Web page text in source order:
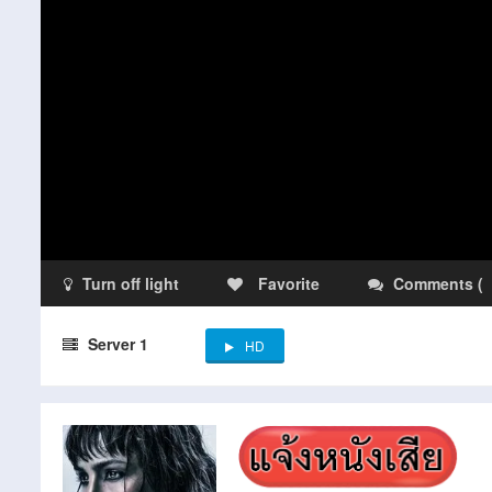
Turn off light Favorite Comments (
Server 1 HD